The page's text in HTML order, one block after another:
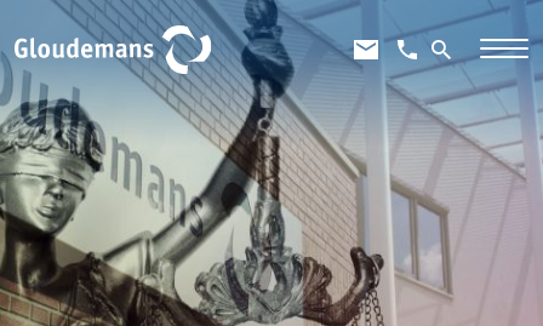
Expertises
Gebiedsontwikkeling
Gebiedseconomie
Grondstrategie en -verwerving